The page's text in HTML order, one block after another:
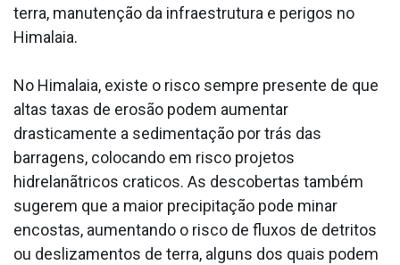
terra, manutenção da infraestrutura e perigos no
Himalaia.
No Himalaia, existe o risco sempre presente de que
altas taxas de erosão podem aumentar
drasticamente a sedimentação por trás das
barragens, colocando em risco projetos
hidrelanãtricos cra­ticos. As descobertas também
sugerem que a maior precipitação pode minar
encostas, aumentando o risco de fluxos de detritos
ou deslizamentos de terra, alguns dos quais podem